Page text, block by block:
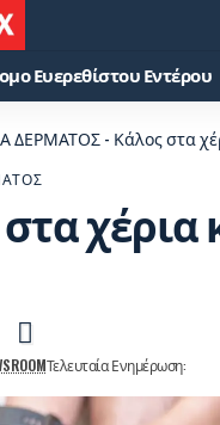
Ευερεθίστου Εντέρου
ΔΕΡΜΑΤΟΣ- Κάλος στα
χέρια
Τελευταία Ενημέρωση: